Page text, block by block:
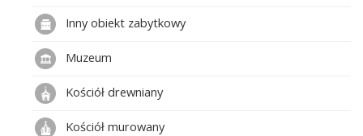
Inny obiekt zabytkowy
Muzeum
Kościół drewniany
Kościół murowany